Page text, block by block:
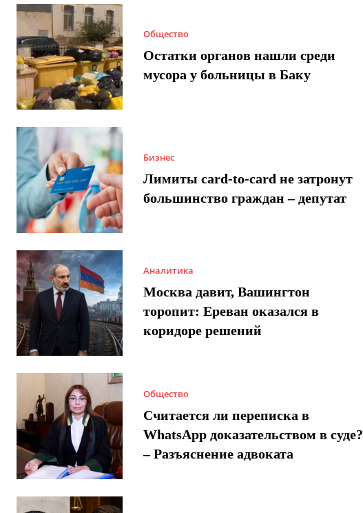
Общество
Остатки органов нашли среди
мусора у больницы в Баку
Бизнес
Лимиты card-to-card не затронут
большинство граждан – депутат
Аналитика
Москва давит, Вашингтон
торопит: Ереван оказался в
коридоре решений
Общество
Считается ли переписка в
WhatsApp доказательством в суде?
– Разъяснение адвоката